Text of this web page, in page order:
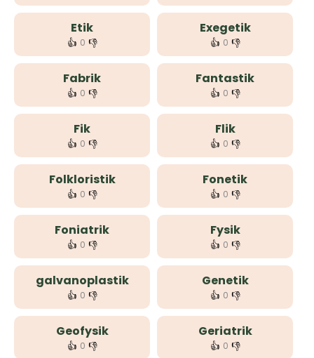
Etik
👍 0 👎
Exegetik
👍 0 👎
Fabrik
👍 0 👎
Fantastik
👍 0 👎
Fik
👍 0 👎
Flik
👍 0 👎
Folkloristik
👍 0 👎
Fonetik
👍 0 👎
Foniatrik
👍 0 👎
Fysik
👍 0 👎
galvanoplastik
👍 0 👎
Genetik
👍 0 👎
Geofysik
👍 0 👎
Geriatrik
👍 0 👎